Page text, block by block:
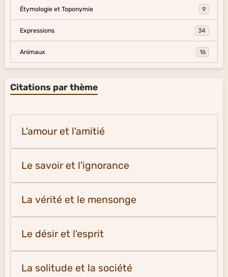
Étymologie et Toponymie 9
Expressions 34
Animaux 16
Citations par thème
L'amour et l'amitié
Le savoir et l'ignorance
La vérité et le mensonge
Le désir et l'esprit
La solitude et la société